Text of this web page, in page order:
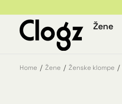
Žene
You are here:
Home Žene Ženske klompe